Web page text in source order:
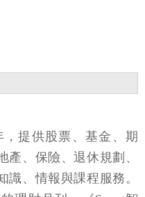
，提供股票、基金、期
、保險、退休規劃、
、情報與課程服務。